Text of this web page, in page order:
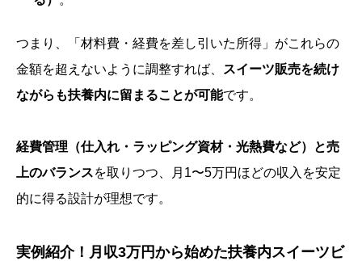
つまり、「材料費・経費を差し引いた所得」がこれらの
金額を超えないように調整すれば、
スイーツ販売を続け
ながらも扶養内に留まることが可能です。
経費管理（仕入れ・ラッピング資材・光熱費など）と売
上のバランスを取りつつ、月1〜5万円ほどの収入を安定
的に得る設計が理想です。
実例紹介！月収3万円から始めた扶養内スイーツビ